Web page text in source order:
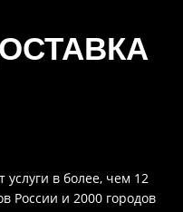
услуги в более, чем 12
России и 2000 городов